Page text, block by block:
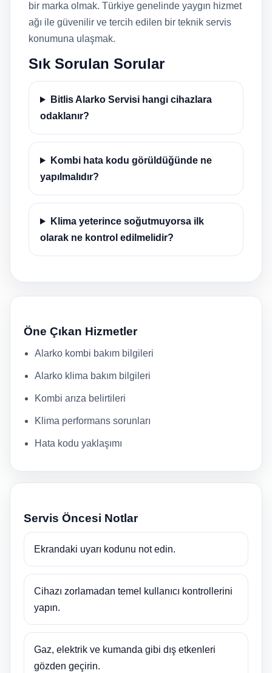
bir marka olmak. Türkiye genelinde yaygın hizmet
ağı ile güvenilir ve tercih edilen bir teknik servis
konumuna ulaşmak.
Sık Sorulan Sorular
Bitlis Alarko Servisi hangi cihazlara
odaklanır?
Kombi hata kodu görüldüğünde ne
yapılmalıdır?
Klima yeterince soğutmuyorsa ilk
olarak ne kontrol edilmelidir?
Öne Çıkan Hizmetler
Alarko kombi bakım bilgileri
Alarko klima bakım bilgileri
Kombi arıza belirtileri
Klima performans sorunları
Hata kodu yaklaşımı
Servis Öncesi Notlar
Ekrandaki uyarı kodunu not edin.
Cihazı zorlamadan temel kullanıcı kontrollerini
yapın.
Gaz, elektrik ve kumanda gibi dış etkenleri
gözden geçirin.